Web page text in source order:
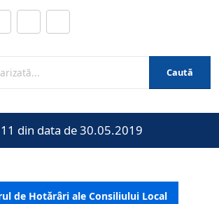
Caută
din data de 30.05.2019
de Hotărâri ale Consiliului Local